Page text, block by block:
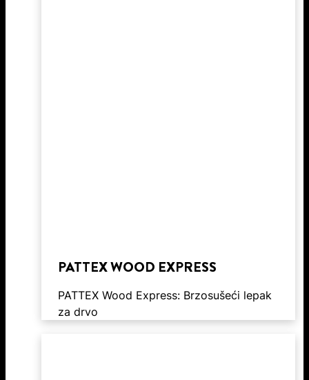
PATTEX WOOD EXPRESS
PATTEX Wood Express: Brzosušeći lepak
za drvo